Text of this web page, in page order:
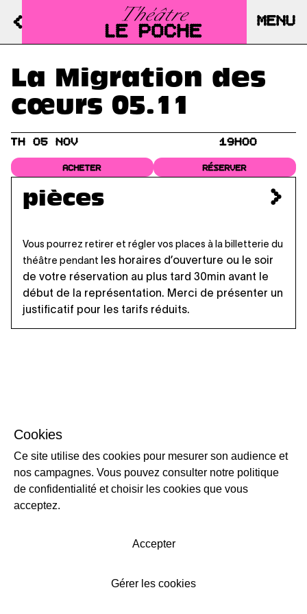
Cookies
Ce site utilise des cookies pour mesurer son audience et
nos campagnes. Vous pouvez consulter notre politique
de confidentialité et choisir les cookies que vous
acceptez.
Accepter
Gérer les cookies
MENU
La Migration des
cœurs 05.11
pièces
Vous pourrez retirer et régler vos places à la billetterie du
théâtre pendant les horaires d’ouverture ou le soir
de votre réservation au plus tard 30min avant le
début de la représentation. Merci de présenter un
justificatif pour les tarifs réduits.
TH 05 NOV 19H00
ACHETER RÉSERVER